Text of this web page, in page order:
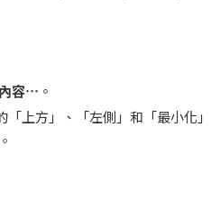
容… 。
上方」、「左側」和「最小化」